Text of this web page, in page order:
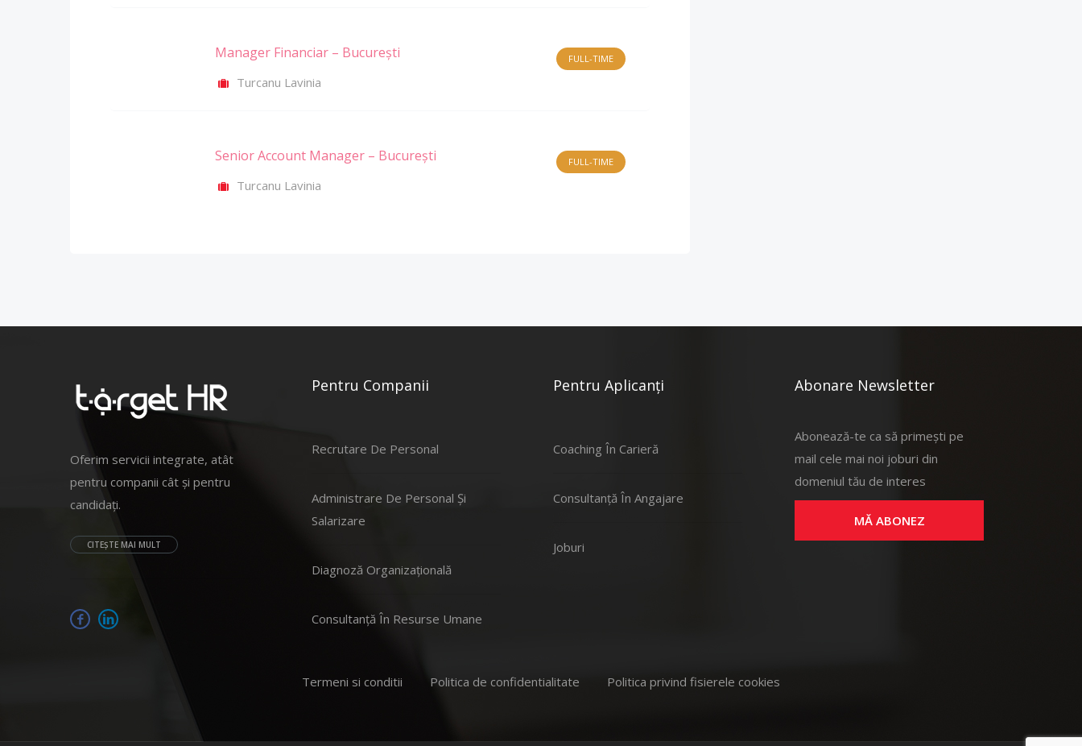
Manager Financiar – București
Turcanu Lavinia
FULL-TIME
Senior Account Manager – București
Turcanu Lavinia
FULL-TIME
Oferim servicii integrate, atât
pentru companii cât și pentru
candidați.
CITEȘTE MAI MULT
Pentru Companii
Recrutare De Personal
Administrare De Personal Și
Salarizare
Diagnoză Organizațională
Consultanță În Resurse Umane
Pentru Aplicanți
Coaching În Carieră
Consultanță În Angajare
Joburi
Abonare Newsletter
Abonează-te ca să primești pe
mail cele mai noi joburi din
domeniul tău de interes
MĂ ABONEZ
Termeni si conditii Politica de confidentialitate Politica privind fisierele cookies